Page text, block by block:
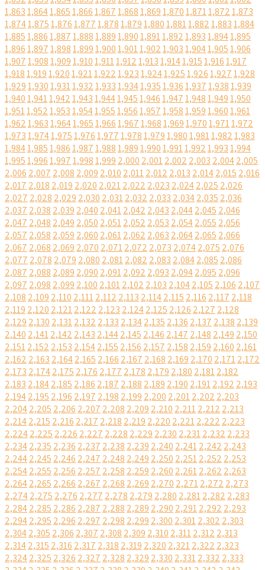
1,8631,8641,8651,8661,8671,8681,8691,8701,8711,8721,873
1,8741,8751,8761,8771,8781,8791,8801,8811,8821,8831,884
1,8851,8861,8871,8881,8891,8901,8911,8921,8931,8941,895
1,8961,8971,8981,8991,9001,9011,9021,9031,9041,9051,906
1,9071,9081,9091,9101,9111,9121,9131,9141,9151,9161,917
1,9181,9191,9201,9211,9221,9231,9241,9251,9261,9271,928
1,9291,9301,9311,9321,9331,9341,9351,9361,9371,9381,939
1,9401,9411,9421,9431,9441,9451,9461,9471,9481,9491,950
1,9511,9521,9531,9541,9551,9561,9571,9581,9591,9601,961
1,9621,9631,9641,9651,9661,9671,9681,9691,9701,9711,972
1,9731,9741,9751,9761,9771,9781,9791,9801,9811,9821,983
1,9841,9851,9861,9871,9881,9891,9901,9911,9921,9931,994
1,9951,9961,9971,9981,999 2,000 2,0012,002 2,003 2,0042,005
2,006 2,007 2,008 2,009 2,010 2,0112,012 2,013 2,0142,015 2,016
2,017 2,018 2,019 2,020 2,0212,022 2,023 2,0242,025 2,026
2,027 2,028 2,029 2,030 2,0312,032 2,033 2,0342,035 2,036
2,037 2,038 2,039 2,040 2,0412,042 2,043 2,0442,045 2,046
2,047 2,048 2,049 2,050 2,0512,052 2,053 2,0542,055 2,056
2,057 2,058 2,059 2,060 2,0612,062 2,063 2,0642,065 2,066
2,067 2,068 2,069 2,070 2,0712,072 2,073 2,0742,075 2,076
2,077 2,078 2,079 2,080 2,0812,082 2,083 2,0842,085 2,086
2,087 2,088 2,089 2,090 2,0912,092 2,093 2,0942,095 2,096
2,097 2,098 2,099 2,100 2,1012,102 2,103 2,1042,105 2,106 2,107
2,108 2,109 2,110 2,1112,112 2,113 2,1142,115 2,116 2,117 2,118
2,119 2,120 2,1212,122 2,123 2,1242,125 2,126 2,127 2,128
2,129 2,130 2,1312,132 2,133 2,1342,135 2,136 2,137 2,138 2,139
2,140 2,1412,142 2,143 2,1442,145 2,146 2,147 2,148 2,149 2,150
2,1512,152 2,153 2,1542,155 2,156 2,157 2,158 2,159 2,160 2,161
2,162 2,163 2,1642,165 2,166 2,167 2,168 2,169 2,170 2,1712,172
2,173 2,1742,175 2,176 2,177 2,178 2,179 2,180 2,1812,182
2,183 2,1842,185 2,186 2,187 2,188 2,189 2,190 2,1912,192 2,193
2,1942,195 2,196 2,197 2,198 2,199 2,200 2,2012,202 2,203
2,2042,205 2,206 2,207 2,208 2,209 2,210 2,2112,212 2,213
2,2142,215 2,216 2,217 2,218 2,219 2,220 2,2212,222 2,223
2,2242,225 2,226 2,227 2,228 2,229 2,230 2,2312,232 2,233
2,2342,235 2,236 2,237 2,238 2,239 2,240 2,2412,242 2,243
2,2442,245 2,246 2,247 2,248 2,249 2,250 2,2512,252 2,253
2,2542,255 2,256 2,257 2,258 2,259 2,260 2,2612,262 2,263
2,2642,265 2,266 2,267 2,268 2,269 2,270 2,2712,272 2,273
2,2742,275 2,276 2,277 2,278 2,279 2,280 2,2812,282 2,283
2,2842,285 2,286 2,287 2,288 2,289 2,290 2,2912,292 2,293
2,2942,295 2,296 2,297 2,298 2,299 2,300 2,3012,302 2,303
2,3042,305 2,306 2,307 2,308 2,309 2,310 2,3112,312 2,313
2,3142,315 2,316 2,317 2,318 2,319 2,320 2,3212,322 2,323
2,3242,325 2,326 2,327 2,328 2,329 2,330 2,3312,332 2,333